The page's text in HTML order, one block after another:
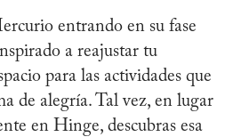
entrando en su fase
a reajustar tu
para las actividades que
de alegría. Tal vez, en lugar
en Hinge, descubras esa